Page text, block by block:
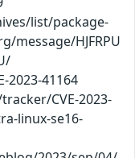
list/package-
message/HJFRPU
2023-41164
CVE-2023-
linux-se16-